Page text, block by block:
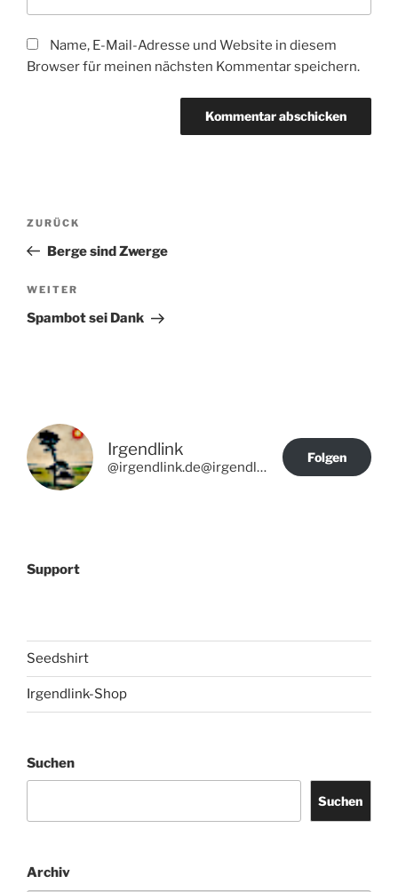
Name, E-Mail-Adresse und Website in diesem
Browser für meinen nächsten Kommentar speichern.
Beitragsnavigation
Vorheriger
Beitrag
ZURÜCK
Berge sind Zwerge
Nächster
Beitrag
WEITER
Spambot sei Dank
Irgendlink
@irgendlink.de@irgendlink.de
Folgen
Support
Seedshirt
Irgendlink-Shop
Suchen
Suchen
Archiv